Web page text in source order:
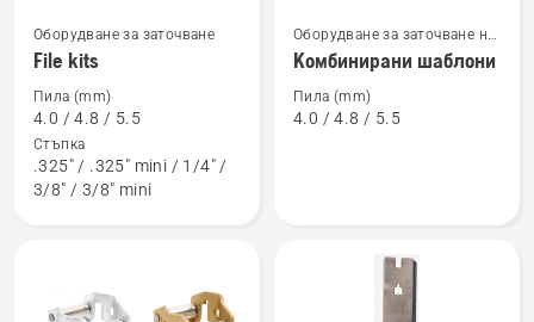
Вижте
повече
подробности
за
File
kits
Оборудване за заточване
File kits
Пила (mm)
4.0 / 4.8 / 5.5
Стъпка
.325" / .325" mini / 1/4" /
3/8" / 3/8" mini
Вижте
повече
подробности
за
Оборудване за заточване на
верижен трион
Комбинирани шаблони
Пила (mm)
4.0 / 4.8 / 5.5